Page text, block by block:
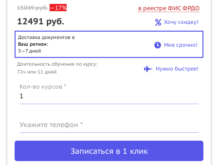
15049руб. —17% в реестре ФИС ФРДО
12491 руб. Хочу скидку!
Доставка документов в
Ваш регион:
3—7 дней
Мне срочно!
Длительность обучения по курсу:
72ч или 11 дней
Нужно быстрее!
Кол-во курсов *
Укажите телефон *
Записаться в 1 клик